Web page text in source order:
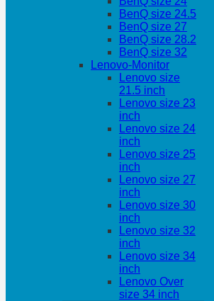
BenQ size 24.5
BenQ size 27
BenQ size 28.2
BenQ size 32
Lenovo-Monitor
Lenovo size
21.5 inch
Lenovo size 23
inch
Lenovo size 24
inch
Lenovo size 25
inch
Lenovo size 27
inch
Lenovo size 30
inch
Lenovo size 32
inch
Lenovo size 34
inch
Lenovo Over
size 34 inch